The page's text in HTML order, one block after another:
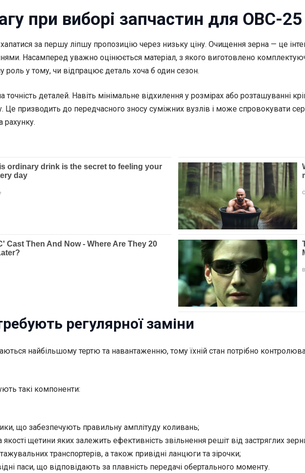
при виборі запчастин для ОВС-25
хапатися за першу ліпшу пропозицію через низьку ціну. Очищення зерна — це
Насамперед уважно оцінюється матеріал, з якого виготовлено
роль у тому, чи відпрацює деталь хоча б один сезон.
деталей. Навіть мінімальне відхилення у розмірах або розташуванні
Це призводить до передчасного зносу суміжних вузлів і може спровокувати
рахунку.
регулярної заміни
найбільшому тертю та навантаженню, тому їхній стан потрібно
такі компоненти:
що забезпечують правильну амплітуду коливань;
якості щетини яких залежить ефективність звільнення решіт від застряглих
транспортерів, а також привідні ланцюги та зірочки;
паси, що відповідають за плавність передачі обертального моменту.